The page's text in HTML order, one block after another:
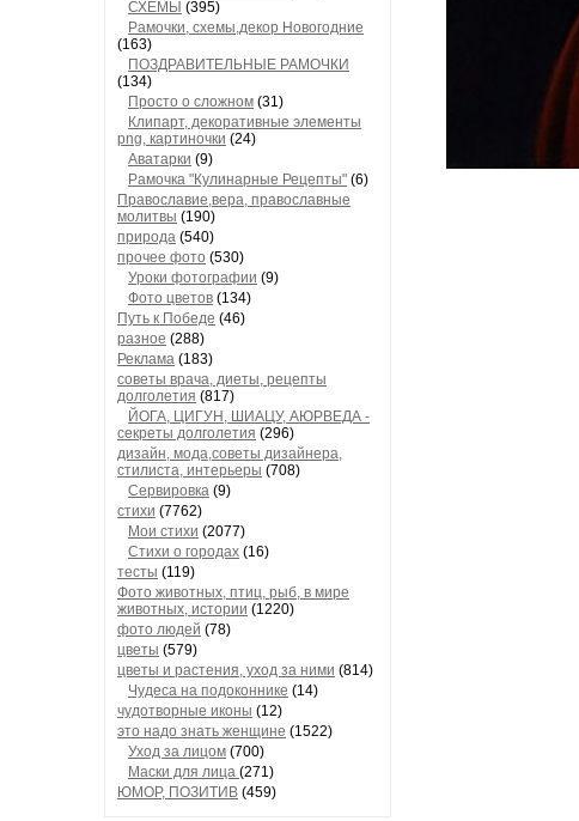
СХЕМЫ (395)
Рамочки, схемы,декор Новогодние
(163)
ПОЗДРАВИТЕЛЬНЫЕ РАМОЧКИ
(134)
Просто о сложном (31)
Клипарт, декоративные элементы
png, картиночки (24)
Аватарки (9)
Рамочка "Кулинарные Рецепты" (6)
Православие,вера, православные
молитвы (190)
природа (540)
прочее фото (530)
Уроки фотографии (9)
Фото цветов (134)
Путь к Победе (46)
разное (288)
Реклама (183)
советы врача, диеты, рецепты
долголетия (817)
ЙОГА, ЦИГУН, ШИАЦУ, АЮРВЕДА -
секреты долголетия (296)
дизайн, мода,советы дизайнера,
стилиста, интерьеры (708)
Сервировка (9)
стихи (7762)
Мои стихи (2077)
Стихи о городах (16)
тесты (119)
Фото животных, птиц, рыб, в мире
животных, истории (1220)
фото людей (78)
цветы (579)
цветы и растения, уход за ними (814)
Чудеса на подоконнике (14)
чудотворные иконы (12)
это надо знать женщине (1522)
Уход за лицом (700)
Маски для лица (271)
ЮМОР, ПОЗИТИВ (459)